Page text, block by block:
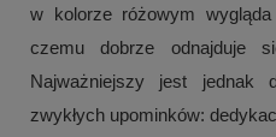
w kolorze różowym
czemu dobrze odnajduje
Najważniejszy jest jednak
zwykłych upominków: